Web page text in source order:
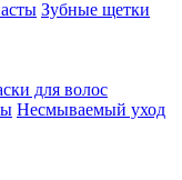
Зубные щетки
для волос
Несмываемый уход